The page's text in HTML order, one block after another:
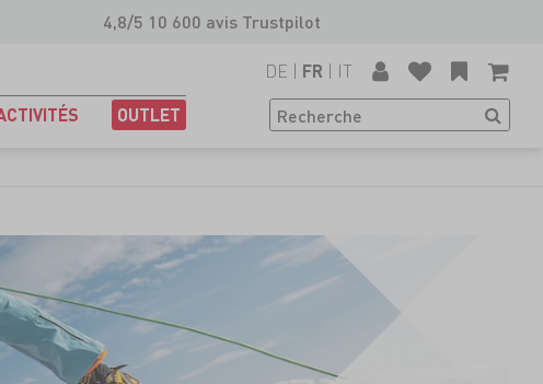
4,8/5 10 600 avis Trustpilot
OUTLET
DE | FR | IT